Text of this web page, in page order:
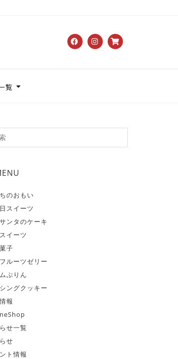
覧
のおもい
スイーツ
ンタのケーキ
イーツ
子
ルーツゼリー
ぷりん
ングクッキー
報
せ一覧
せ
ト情報